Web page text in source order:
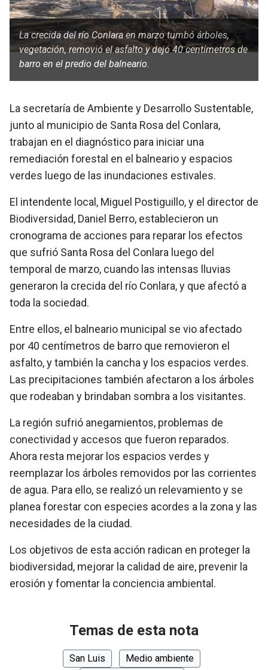
La crecida del río Conlara en marzo tumbó árboles,
vegetación, removió el asfalto y dejó 40 centímetros de
barro en el predio del balneario.
La secretaría de Ambiente y Desarrollo Sustentable,
junto al municipio de Santa Rosa del Conlara,
trabajan en el diagnóstico para iniciar una
remediación forestal en el balneario y espacios
verdes luego de las inundaciones estivales.
El intendente local, Miguel Postiguillo, y el director de
Biodiversidad, Daniel Berro, establecieron un
cronograma de acciones para reparar los efectos
que sufrió Santa Rosa del Conlara luego del
temporal de marzo, cuando las intensas lluvias
generaron la crecida del río Conlara, y que afectó a
toda la sociedad.
Entre ellos, el balneario municipal se vio afectado
por 40 centímetros de barro que removieron el
asfalto, y también la cancha y los espacios verdes.
Las precipitaciones también afectaron a los árboles
que rodeaban y brindaban sombra a los visitantes.
La región sufrió anegamientos, problemas de
conectividad y accesos que fueron reparados.
Ahora resta mejorar los espacios verdes y
reemplazar los árboles removidos por las corrientes
de agua. Para ello, se realizó un relevamiento y se
planea forestar con especies acordes a la zona y las
necesidades de la ciudad.
Los objetivos de esta acción radican en proteger la
biodiversidad, mejorar la calidad de aire, prevenir la
erosión y fomentar la conciencia ambiental.
Temas de esta nota
San Luis
Medio ambiente